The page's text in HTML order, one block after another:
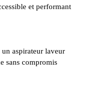
et performant
aspirateur laveur
sans compromis